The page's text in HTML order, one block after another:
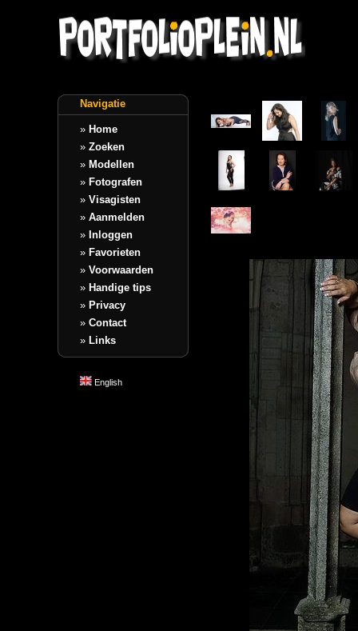
Navigatie
» Home
» Zoeken
» Modellen
» Fotografen
» Visagisten
» Aanmelden
» Inloggen
» Favorieten
» Voorwaarden
» Handige tips
» Privacy
» Contact
» Links
English